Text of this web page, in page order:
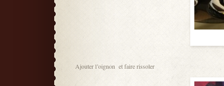
Ajouter l’oignon et faire rissoler